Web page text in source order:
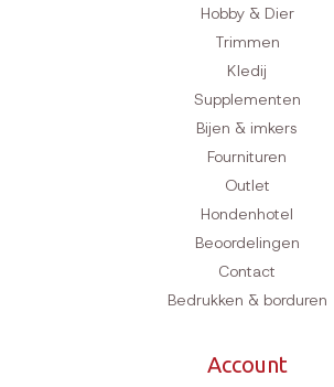
Hobby & Dier
Trimmen
Kledij
Supplementen
Bijen & imkers
Fournituren
Outlet
Hondenhotel
Beoordelingen
Contact
Bedrukken & borduren
Account